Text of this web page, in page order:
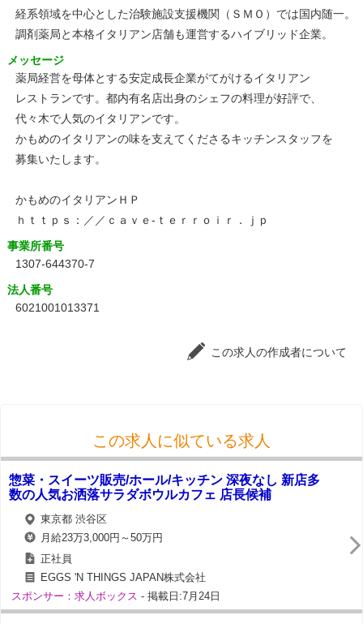
経系領域を中心とした治験施設支援機関（ＳＭＯ）では国内随一。
調剤薬局と本格イタリアン店舗も運営するハイブリッド企業。
メッセージ
薬局経営を母体とする安定成長企業がてがけるイタリアン
レストランです。都内有名店出身のシェフの料理が好評で、
代々木で人気のイタリアンです。
かもめのイタリアンの味を支えてくださるキッチンスタッフを
募集いたします。
かもめのイタリアンＨＰ
ｈｔｔｐｓ：／／ｃａｖｅ‐ｔｅｒｒｏｉｒ．ｊｐ
事業所番号
1307-644370-7
法人番号
6021001013371
この求人の作成者について
この求人に似ている求人
惣菜・スイーツ販売/ホール/キッチン 深夜なし 新店多
数の人気お洒落サラダボウルカフェ 店長候補
東京都 渋谷区
月給23万3,000円～50万円
正社員
EGGS 'N THINGS JAPAN株式会社
スポンサー：求人ボックス - 掲載日:7月24日